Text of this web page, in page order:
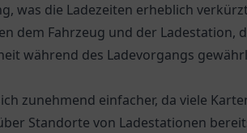
was die Ladezeiten erheblich
dem Fahrzeug und der Ladestation,
während des Ladevorgangs
zunehmend einfacher, da viele
Standorte von Ladestationen